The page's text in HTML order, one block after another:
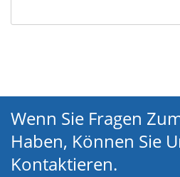
Wenn Sie Fragen
Haben, Können Sie
Kontaktieren.